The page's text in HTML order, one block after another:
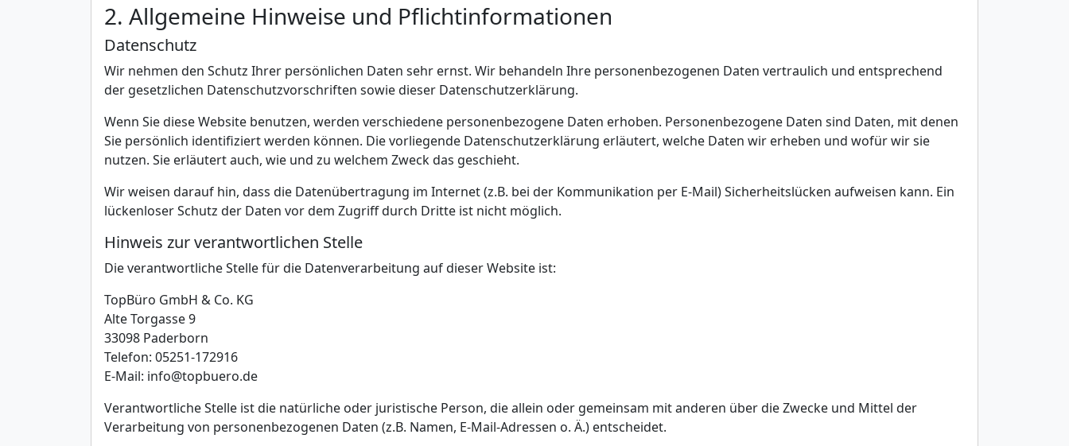
2. Allgemeine Hinweise und Pflichtinformationen
Datenschutz
Wir nehmen den Schutz Ihrer persönlichen Daten sehr ernst. Wir behandeln Ihre personenbezogenen Daten vertraulich und entsprechend
der gesetzlichen Datenschutzvorschriften sowie dieser Datenschutzerklärung.
Wenn Sie diese Website benutzen, werden verschiedene personenbezogene Daten erhoben. Personenbezogene Daten sind Daten, mit denen
Sie persönlich identifiziert werden können. Die vorliegende Datenschutzerklärung erläutert, welche Daten wir erheben und wofür wir sie
nutzen. Sie erläutert auch, wie und zu welchem Zweck das geschieht.
Wir weisen darauf hin, dass die Datenübertragung im Internet (z.B. bei der Kommunikation per E-Mail) Sicherheitslücken aufweisen kann. Ein
lückenloser Schutz der Daten vor dem Zugriff durch Dritte ist nicht möglich.
Hinweis zur verantwortlichen Stelle
Die verantwortliche Stelle für die Datenverarbeitung auf dieser Website ist:
TopBüro GmbH & Co. KG
Alte Torgasse 9
33098 Paderborn
Telefon: 05251-172916
E-Mail: info@topbuero.de
Verantwortliche Stelle ist die natürliche oder juristische Person, die allein oder gemeinsam mit anderen über die Zwecke und Mittel der
Verarbeitung von personenbezogenen Daten (z.B. Namen, E-Mail-Adressen o. Ä.) entscheidet.